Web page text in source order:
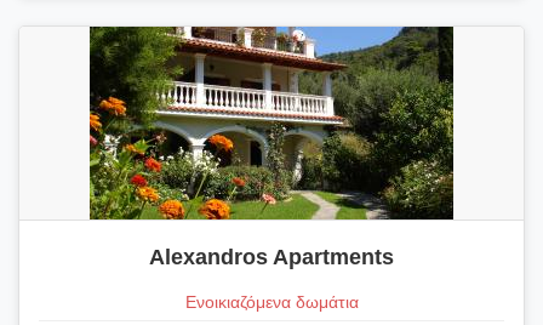
Alexandros Apartments
Ενοικιαζόμενα δωμάτια